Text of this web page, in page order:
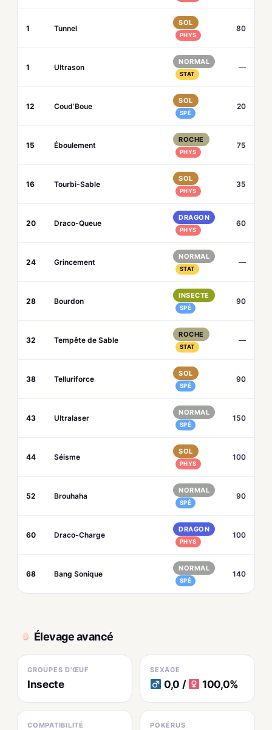
1 Tunnel
SOL
PHYS
80
1 Ultrason
NORMAL
STAT
—
12 Coud’Boue
SOL
SPÉ
20
15 Éboulement
ROCHE
PHYS
75
16 Tourbi-Sable
SOL
PHYS
35
20 Draco-Queue
DRAGON
PHYS
60
24 Grincement
NORMAL
STAT
—
28 Bourdon
INSECTE
SPÉ
90
32 Tempête de Sable
ROCHE
STAT
—
38 Telluriforce
SOL
SPÉ
90
43 Ultralaser
NORMAL
SPÉ
150
44 Séisme
SOL
PHYS
100
52 Brouhaha
NORMAL
SPÉ
90
60 Draco-Charge
DRAGON
PHYS
100
68 Bang Sonique
NORMAL
SPÉ
140
Élevage avancé
GROUPES D'ŒUF
Insecte
SEXAGE
0,0 / 100,0%
COMPATIBILITÉ
POKÉRUS